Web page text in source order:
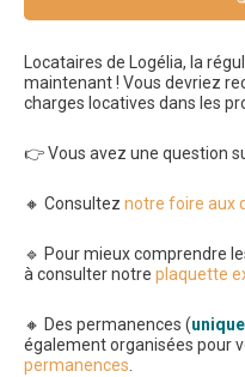
Locataires de Logélia, la
maintenant ! Vous devriez
charges locatives dans les
👉 Vous avez une question
🔸 Consultez notre foire aux
🔹 Pour mieux comprendre
à consulter notre plaquette
🔸 Des permanences (
également organisées pour
permanences